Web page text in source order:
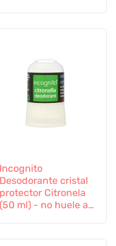
Incognito
Desodorante cristal
protector Citronela
(50 ml) - no huele a